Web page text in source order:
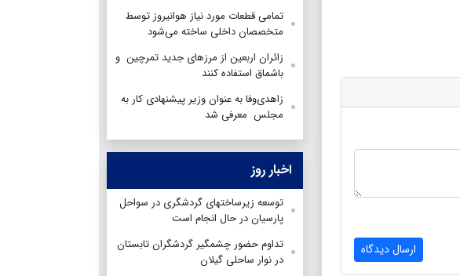
ارسال دیدگاه
تمامی قطعات مورد نیاز هوانیروز توسط
متخصصان داخلی ساخته می‌شود
زائران اربعین از مرز‌های جدید تمرچین و
باشماق استفاده کنند
زاهدی‌وفا به عنوان وزیر پیشنهادی کار به
مجلس معرفی شد
اخبار روز
توسعه زیرساختهای گردشگری در سواحل
پارسیان در حال انجام است
تداوم حضور چشمگیر گردشگران تابستان
در نوار ساحلی گیلان